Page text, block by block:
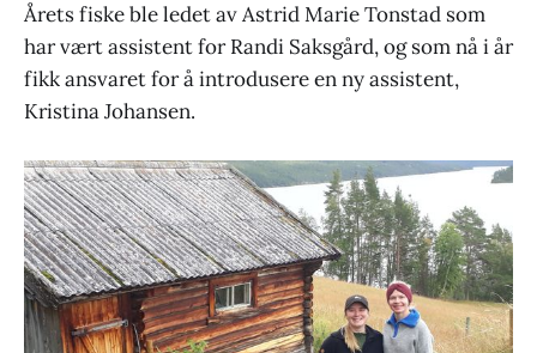
Årets fiske ble ledet av Astrid Marie Tonstad som
har vært assistent for Randi Saksgård, og som nå i år
fikk ansvaret for å introdusere en ny assistent,
Kristina Johansen.